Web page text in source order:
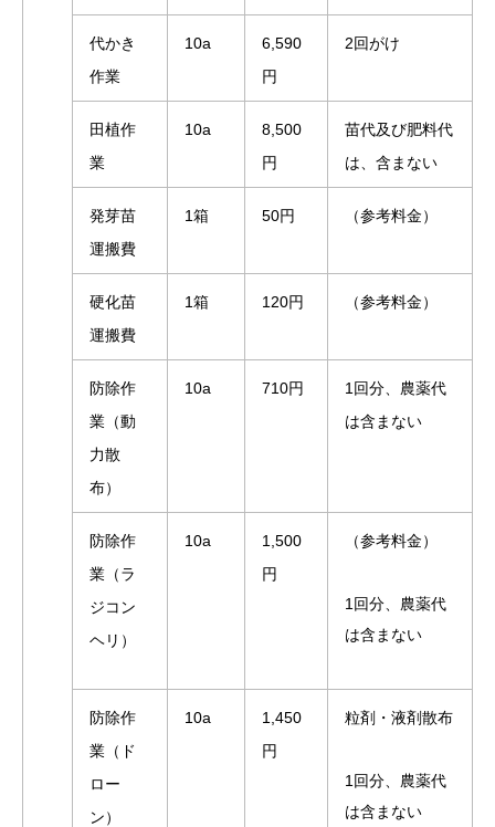
代かき
作業
10a
6,590
円
2回がけ
田植作
業
10a
8,500
円
苗代及び肥料代
は、含まない
発芽苗
運搬費
1箱 50円 （参考料金）
硬化苗
運搬費
1箱 120円 （参考料金）
防除作
業（動
力散
布）
10a 710円
1回分、農薬代
は含まない
防除作
業（ラ
ジコン
ヘリ）
10a
1,500
円
（参考料金）
1回分、農薬代
は含まない
防除作
業（ド
ロー
ン）
10a
1,450
円
粒剤・液剤散布
1回分、農薬代
は含まない